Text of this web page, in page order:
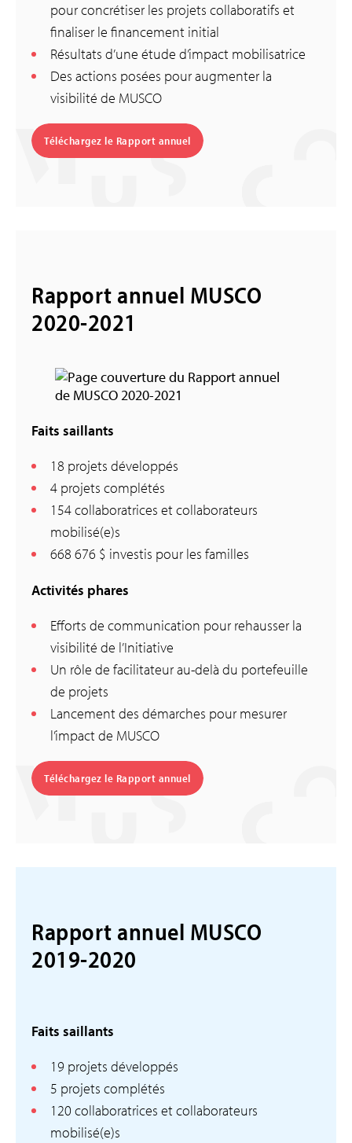
pour concrétiser les projets collaboratifs et
finaliser le financement initial
Résultats d’une étude d’impact mobilisatrice
Des actions posées pour augmenter la
visibilité de MUSCO
Téléchargez le Rapport annuel
Rapport annuel MUSCO
2020-2021
Faits saillants
18 projets développés
4 projets complétés
154 collaboratrices et collaborateurs
mobilisé(e)s
668 676 $ investis pour les familles
Activités phares
Efforts de communication pour rehausser la
visibilité de l’Initiative
Un rôle de facilitateur au-delà du portefeuille
de projets
Lancement des démarches pour mesurer
l’impact de MUSCO
Téléchargez le Rapport annuel
Rapport annuel MUSCO
2019-2020
Faits saillants
19 projets développés
5 projets complétés
120 collaboratrices et collaborateurs
mobilisé(e)s